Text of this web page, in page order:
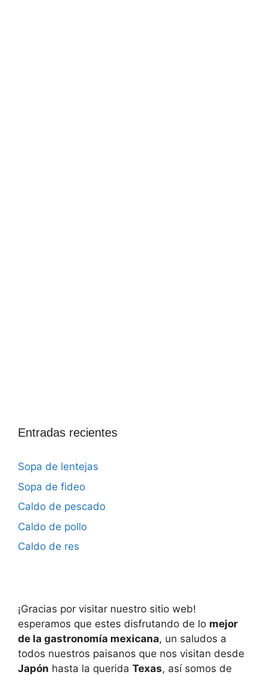
Entradas recientes
Sopa de lentejas
Sopa de fideo
Caldo de pescado
Caldo de pollo
Caldo de res
¡Gracias por visitar nuestro sitio web!
esperamos que estes disfrutando de lo mejor
de la gastronomía mexicana, un saludos a
todos nuestros paisanos que nos visitan desde
Japón hasta la querida Texas, así somos de